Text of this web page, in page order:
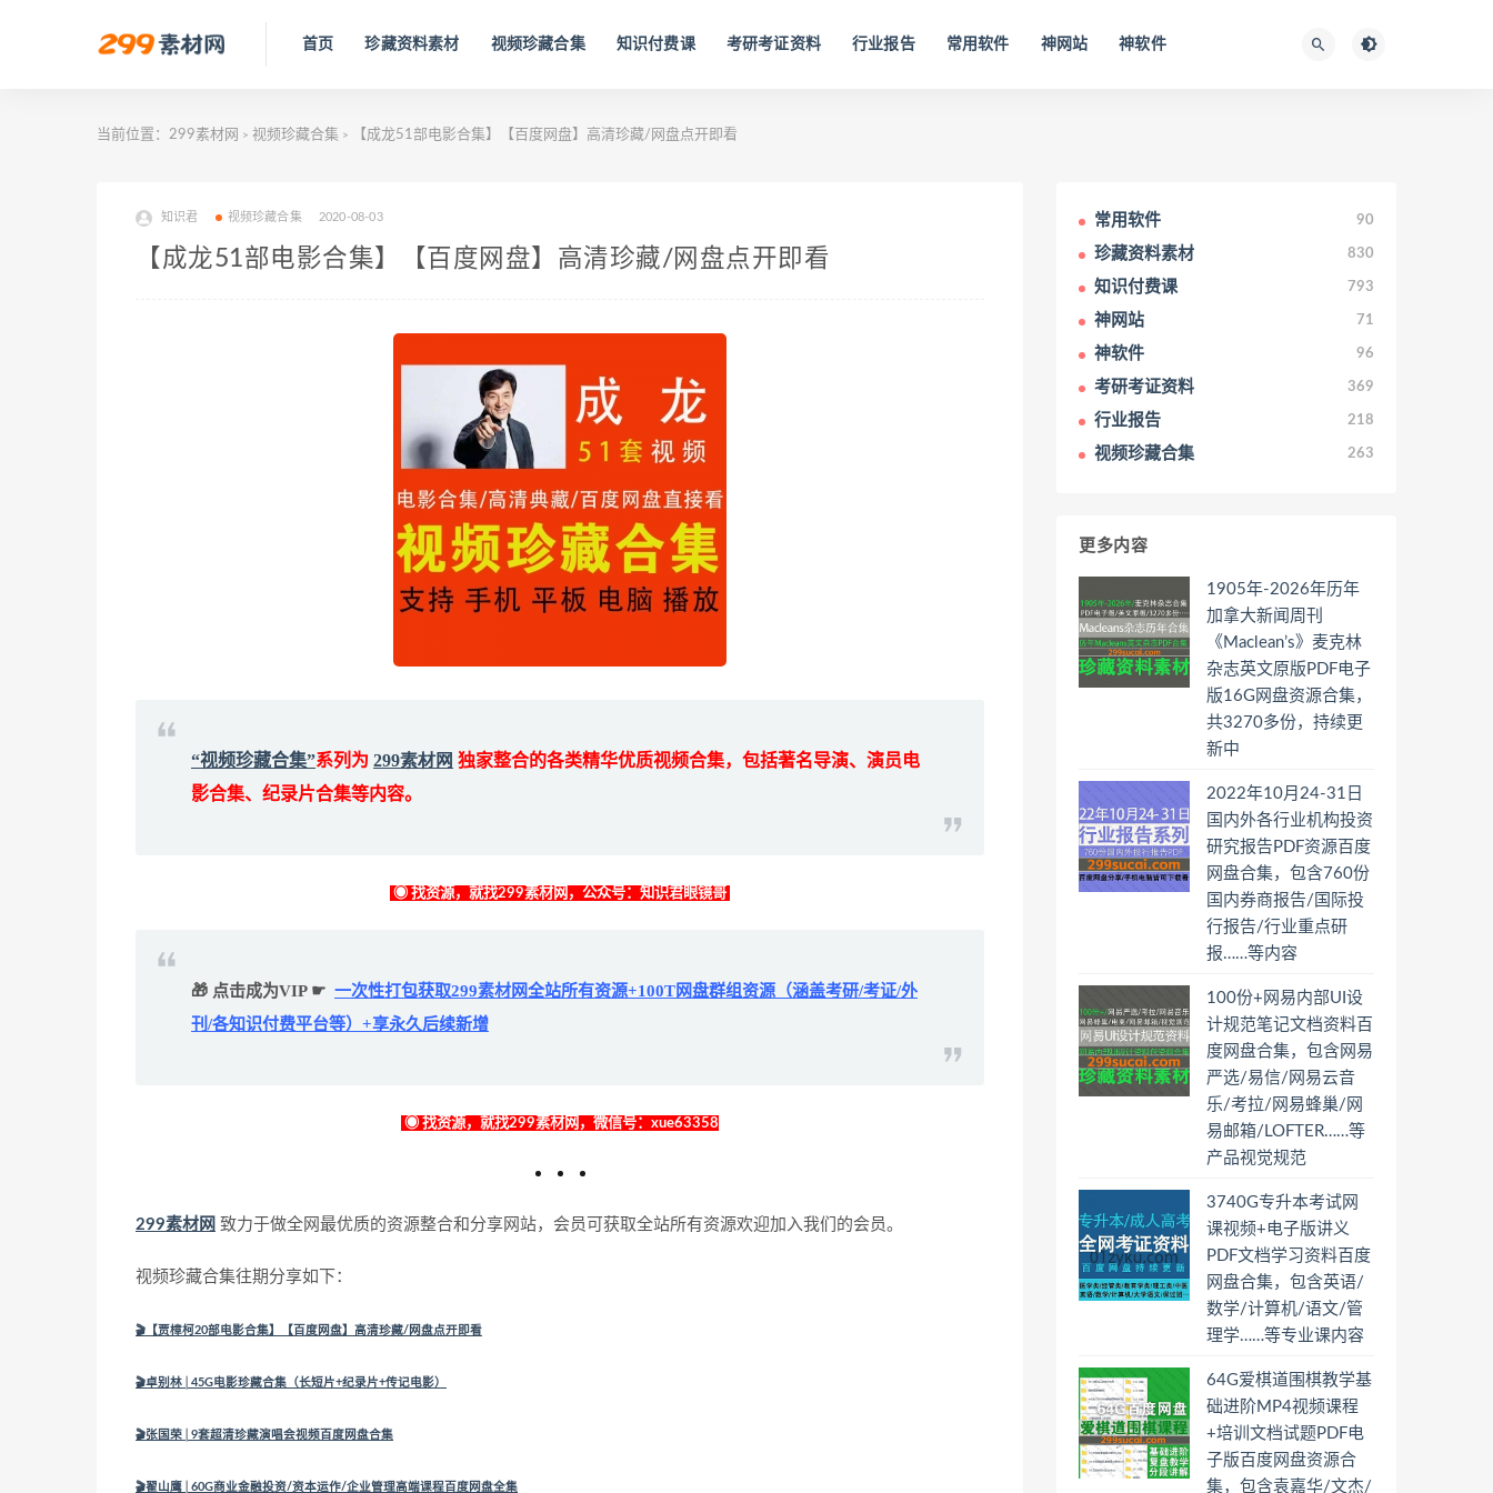
首页 珍藏资料素材 视频珍藏合集 知识付费课 考研考证资料 行业报告 常用软件 神网站 神软件
当前位置： 299素材网 > 视频珍藏合集 > 【成龙51部电影合集】【百度网盘】高清珍藏/网盘点开即看
知识君 视频珍藏合集 2020-08-03
【成龙51部电影合集】【百度网盘】高清珍藏/网盘点开即看
“视频珍藏合集”系列为 299素材网 独家整合的各类精华优质视频合集，包括著名导演、演员电
影合集、纪录片合集等内容。
◉ 找资源，就找299素材网，公众号：知识君眼镜哥
🎁 点击成为VIP ☛ 一次性打包获取299素材网全站所有资源+100T网盘群组资源（涵盖考研/考证/外
刊/各知识付费平台等）+享永久后续新增
◉ 找资源，就找299素材网，微信号：xue63358
299素材网 致力于做全网最优质的资源整合和分享网站，会员可获取全站所有资源欢迎加入我们的会员。
视频珍藏合集往期分享如下：
🎬【贾樟柯20部电影合集】【百度网盘】高清珍藏/网盘点开即看
🎬卓别林│45G电影珍藏合集（长短片+纪录片+传记电影）
🎬张国荣│9套超清珍藏演唱会视频百度网盘合集
🎬翟山鹰│60G商业金融投资/资本运作/企业管理高端课程百度网盘全集
常用软件 90
珍藏资料素材 830
知识付费课 793
神网站 71
神软件 96
考研考证资料 369
行业报告 218
视频珍藏合集 263
更多内容
1905年-2026年历年
加拿大新闻周刊
《Maclean’s》麦克林
杂志英文原版PDF电子
版16G网盘资源合集，
共3270多份，持续更
新中
2022年10月24-31日
国内外各行业机构投资
研究报告PDF资源百度
网盘合集，包含760份
国内券商报告/国际投
行报告/行业重点研
报……等内容
100份+网易内部UI设
计规范笔记文档资料百
度网盘合集，包含网易
严选/易信/网易云音
乐/考拉/网易蜂巢/网
易邮箱/LOFTER……等
产品视觉规范
3740G专升本考试网
课视频+电子版讲义
PDF文档学习资料百度
网盘合集，包含英语/
数学/计算机/语文/管
理学……等专业课内容
64G爱棋道围棋教学基
础进阶MP4视频课程
+培训文档试题PDF电
子版百度网盘资源合
集，包含袁嘉华/文杰/